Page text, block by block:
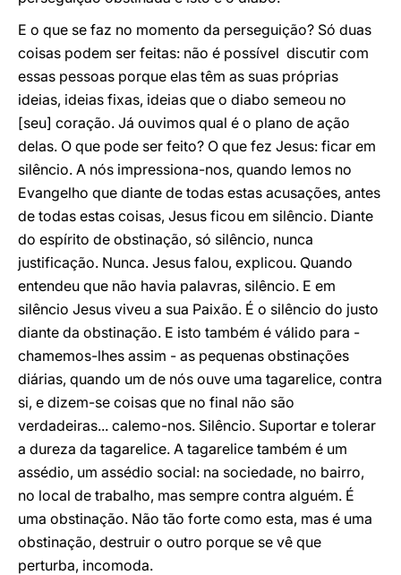
E o que se faz no momento da perseguição? Só duas
coisas podem ser feitas: não é possível discutir com
essas pessoas porque elas têm as suas próprias
ideias, ideias fixas, ideias que o diabo semeou no
[seu] coração. Já ouvimos qual é o plano de ação
delas. O que pode ser feito? O que fez Jesus: ficar em
silêncio. A nós impressiona-nos, quando lemos no
Evangelho que diante de todas estas acusações, antes
de todas estas coisas, Jesus ficou em silêncio. Diante
do espírito de obstinação, só silêncio, nunca
justificação. Nunca. Jesus falou, explicou. Quando
entendeu que não havia palavras, silêncio. E em
silêncio Jesus viveu a sua Paixão. É o silêncio do justo
diante da obstinação. E isto também é válido para -
chamemos-lhes assim - as pequenas obstinações
diárias, quando um de nós ouve uma tagarelice, contra
si, e dizem-se coisas que no final não são
verdadeiras... calemo-nos. Silêncio. Suportar e tolerar
a dureza da tagarelice. A tagarelice também é um
assédio, um assédio social: na sociedade, no bairro,
no local de trabalho, mas sempre contra alguém. É
uma obstinação. Não tão forte como esta, mas é uma
obstinação, destruir o outro porque se vê que
perturba, incomoda.